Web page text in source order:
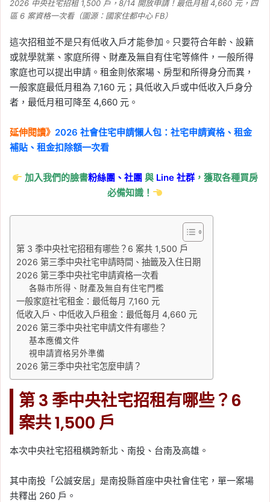
Tag:信義, 信義不動產評論
指數, 信義房屋, 信義房屋不動產評論 ,
大台北房價指數, 房價指數
2026-06-14
4 月住宅開工量反彈！土
方之亂逐漸緩解，開工數
重回 1.1 萬戶
信義房屋不動產評論, 房價, 房市
2026-06-13
營造材料指數再漲，塑
膠、瀝青、機電設備年增
逾 1 成
Tag:信義,
信義全球資產公司
信義房屋不動產評論
2026-06-11
4.45%，多檔個股攻漲停
Tag:信義, 信義不動產評論 , 信義代銷
信義全球資產公司, 信義嘉學 , 信義房屋
2026-06-10
月房租年增率創 48 個月
2026 中央社宅招租 1,500 戶，8/14 開放申請！最低月租 4,660 元，四
區 6 案資格一次看（圖源：國家住都中心 FB）
這次招租並不是只有低收入戶才能參加。只要符合年齡、設籍
或就學就業、家庭所得、財產及無自有住宅等條件，一般所得
家庭也可以提出申請。租金則依案場、房型和所得身分而異，
一般家庭最低月租為 7,160 元；具低收入戶或中低收入戶身分
者，最低月租可降至 4,660 元。
延伸閱讀》 2026 社會住宅申請懶人包：社宅申請資格、租金
補貼、租金扣除額一次看
加入我們的臉書粉絲團、社團與 Line社群 ，獲取各種買房
必備知識！
第 3 季中央社宅招租有哪些？6 案共 1,500 戶
2026 第三季中央社宅申請時間、抽籤及入住日期
2026 第三季中央社宅申請資格一次看
各縣市所得、財產及無自有住宅門檻
一般家庭社宅租金：最低每月 7,160 元
低收入戶、中低收入戶租金：最低每月 4,660 元
2026 第三季中央社宅申請文件有哪些？
基本應備文件
視申請資格另外準備
2026 第三季中央社宅怎麼申請？
第 3 季中央社宅招租有哪些？6
案共 1,500 戶
本次中央社宅招租橫跨新北、南投、台南及高雄。
其中南投「公誠安居」是南投縣首座中央社會住宅，單一案場
共釋出 260 戶。